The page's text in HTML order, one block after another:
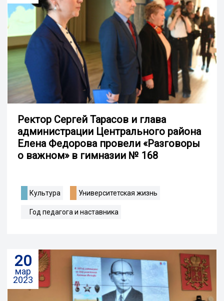
Ректор Сергей Тарасов и глава
администрации Центрального района
Елена Федорова провели «‎Разговоры
о важном» в гимназии № 168
Культура Университетская жизнь
Год педагога и наставника
20
мар
2023